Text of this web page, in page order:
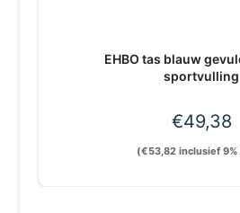
EHBO tas blauw
sportvulling
€49,38
(€53,82inclusief 9%